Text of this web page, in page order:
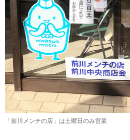
「前川メンチの店」は土曜日のみ営業